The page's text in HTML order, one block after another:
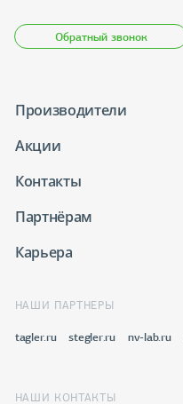
Обратный звонок
Производители
Акции
Контакты
Партнёрам
Карьера
НАШИ ПАРТНЕРЫ
tagler.ru stegler.ru nv-lab.ru
НАШИ КОНТАКТЫ